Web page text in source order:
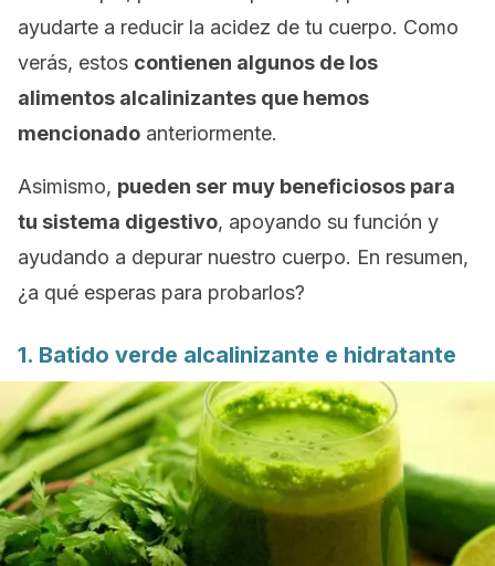
ayudarte a reducir la acidez de tu cuerpo. Como
verás, estos contienen algunos de los
alimentos alcalinizantes que hemos
mencionado anteriormente.
Asimismo, pueden ser muy beneficiosos para
tu sistema digestivo, apoyando su función y
ayudando a depurar nuestro cuerpo. En resumen,
¿a qué esperas para probarlos?
1. Batido verde alcalinizante e hidratante